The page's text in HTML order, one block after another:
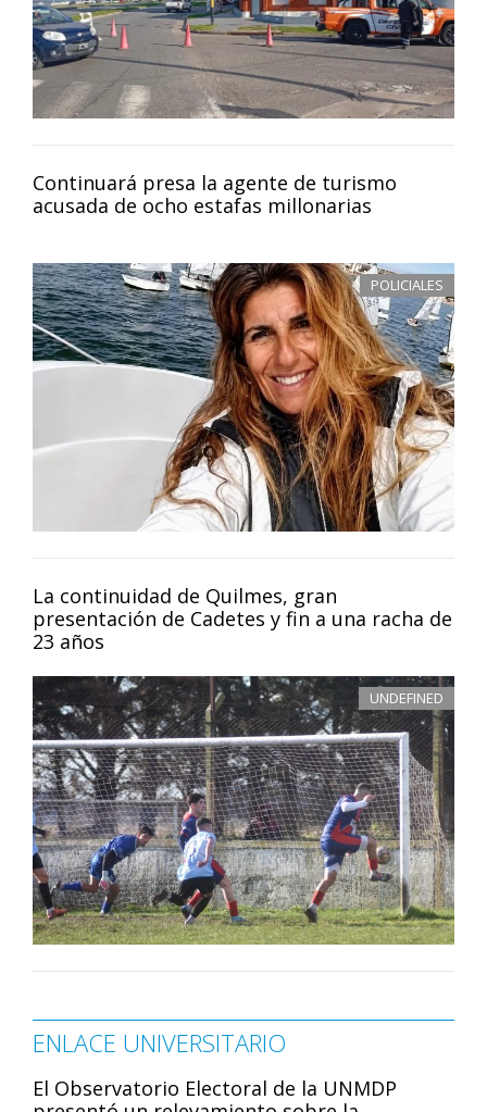
Continuará presa la agente de turismo
acusada de ocho estafas millonarias
POLICIALES
La continuidad de Quilmes, gran
presentación de Cadetes y fin a una racha de
23 años
UNDEFINED
ENLACE UNIVERSITARIO
El Observatorio Electoral de la UNMDP